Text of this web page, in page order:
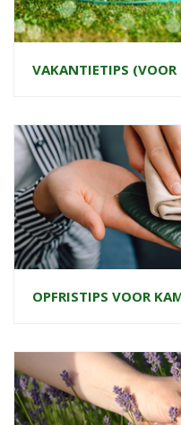
VAKANTIETIPS
OPFRISTIPS VOOR